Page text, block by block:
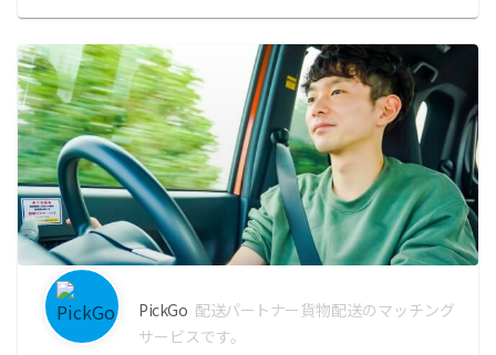
PickGo 配送パートナー 貨物配送のマッチング
サービスです。